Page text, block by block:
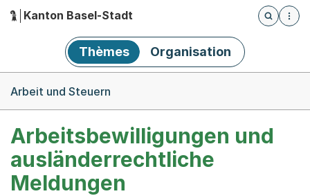
Hauptnavigation
Kanton Basel-Stadt
Öffnet
Thèmes Organisation
Arbeit und Steuern
Arbeitsbewilligungen und
ausländerrechtliche
Meldungen